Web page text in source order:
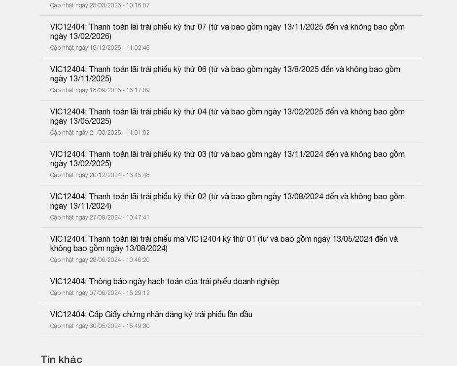
Cập nhật ngày 23/03/2026 - 10:16:07
VIC12404: Thanh toán lãi trái phiếu kỳ thứ 07 (từ và bao gồm ngày 13/11/2025 đến và không bao gồm
ngày 13/02/2026)
Cập nhật ngày 18/12/2025 - 11:02:45
VIC12404: Thanh toán lãi trái phiếu kỳ thứ 06 (từ và bao gồm ngày 13/8/2025 đến và không bao gồm
ngày 13/11/2025)
Cập nhật ngày 18/09/2025 - 16:17:09
VIC12404: Thanh toán lãi trái phiếu kỳ thứ 04 (từ và bao gồm ngày 13/02/2025 đến và không bao gồm
ngày 13/05/2025)
Cập nhật ngày 21/03/2025 - 11:01:02
VIC12404: Thanh toán lãi trái phiếu kỳ thứ 03 (từ và bao gồm ngày 13/11/2024 đến và không bao gồm
ngày 13/02/2025)
Cập nhật ngày 20/12/2024 - 16:45:48
VIC12404: Thanh toán lãi trái phiếu kỳ thứ 02 (từ và bao gồm ngày 13/08/2024 đến và không bao gồm
ngày 13/11/2024)
Cập nhật ngày 27/09/2024 - 10:47:41
VIC12404: Thanh toán lãi trái phiếu mã VIC12404 kỳ thứ 01 (từ và bao gồm ngày 13/05/2024 đến và
không bao gồm ngày 13/08/2024)
Cập nhật ngày 28/06/2024 - 10:46:20
VIC12404: Thông báo ngày hạch toán của trái phiếu doanh nghiệp
Cập nhật ngày 07/06/2024 - 15:29:12
VIC12404: Cấp Giấy chứng nhận đăng ký trái phiếu lần đầu
Cập nhật ngày 30/05/2024 - 15:49:30
Tin khác